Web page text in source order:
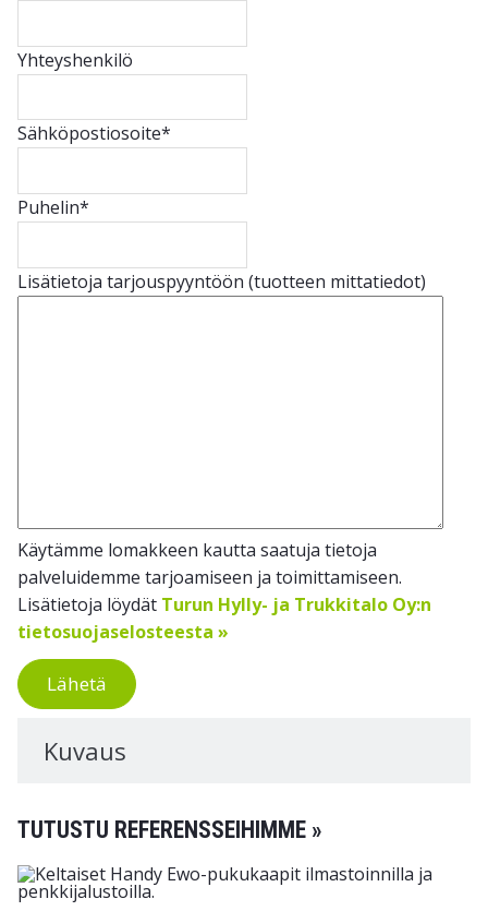
Yhteyshenkilö
Sähköpostiosoite*
Puhelin*
Lisätietoja tarjouspyyntöön (tuotteen mittatiedot)
Käytämme lomakkeen kautta saatuja tietoja
palveluidemme tarjoamiseen ja toimittamiseen.
Lisätietoja löydät Turun Hylly- ja Trukkitalo Oy:n
tietosuojaselosteesta »
Lähetä
Kuvaus
TUTUSTU REFERENSSEIHIMME »